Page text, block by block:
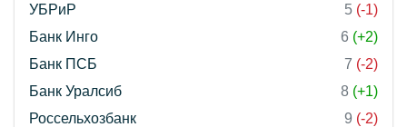
УБРиР
5 (-1)
Банк Инго
6 (+2)
Банк ПСБ
7 (-2)
Банк Уралсиб
8 (+1)
Россельхозбанк
9 (-2)